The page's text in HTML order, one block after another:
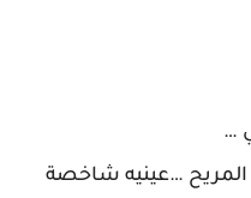
…
…عينيه شاخصة